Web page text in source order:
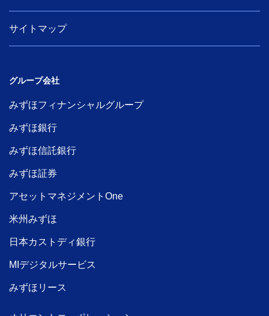
サイトマップ
グループ会社
みずほフィナンシャルグループ
みずほ銀行
みずほ信託銀行
みずほ証券
アセットマネジメントOne
米州みずほ
日本カストディ銀行
MIデジタルサービス
みずほリース